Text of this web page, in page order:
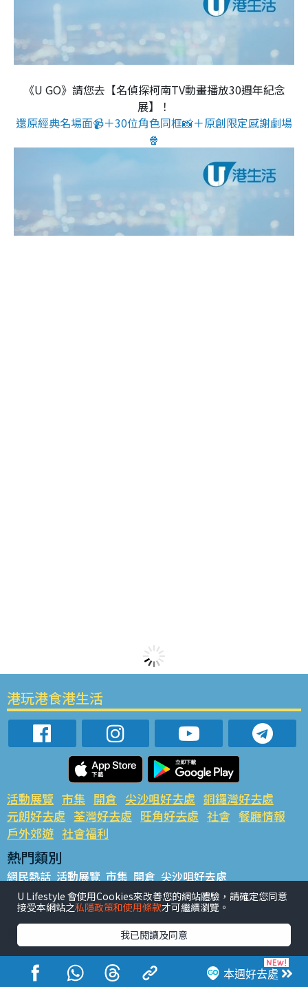
《U GO》請您去【名偵探柯南TV動畫播放30週年紀念
展】！
還原經典名場面📹＋30位角色同框📸＋原創限定感謝劇場
🍿
本週好去處
港玩港食港生活
活動展覽 市集 開倉 尖沙咀好去處 銅鑼灣好去處
元朗好去處 荃灣好去處 旺角好去處 社會 餐廳情報
戶外郊遊 社會福利
熱門類別
網民熱話 活動展覽 市集 開倉 尖沙咀好去處
銅鑼灣好去處 元朗好去處 荃灣好去處 旺角好去處 社會
餐廳情報 戶外郊遊
熱門標籤
#UGO搵好去處 #人氣活動推介 #美食社群熱話
#親子玩樂好去處
#ULifestyle應用程式
#限時搶
U Lifestyle 會使用Cookies來改善您的網站體驗，請確定您同意
接受本網站之私隱政策和使用條款才可繼續瀏覽。
我已閱讀及同意